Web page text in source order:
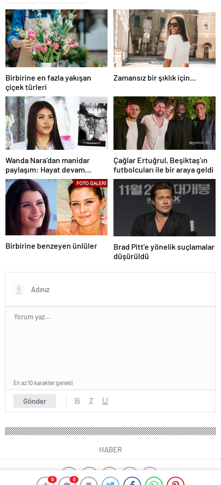
0 0
Birbirine en fazla yakışan
çiçek türleri
Zamansız bir şıklık için…
Wanda Nara’dan manidar
paylaşım: Hayat devam
ediyor ve bazen güçlü değilim
Çağlar Ertuğrul, Beşiktaş’ın
futbolcuları ile bir araya geldi
Birbirine benzeyen ünlüler
Brad Pitt’e yönelik suçlamalar
düşürüldü
Gönder
En az 10 karakter gerekli
HABER